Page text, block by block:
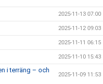
2025-11-13 07:00
2025-11-12 09:03
2025-11-11 06:15
2025-11-10 15:43
i terräng – och
2025-11-09 11:53